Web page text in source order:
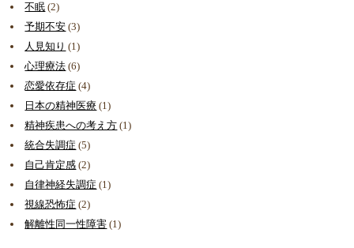
不眠 (2)
予期不安 (3)
人見知り (1)
心理療法 (6)
恋愛依存症 (4)
日本の精神医療 (1)
精神疾患への考え方 (1)
統合失調症 (5)
自己肯定感 (2)
自律神経失調症 (1)
視線恐怖症 (2)
解離性同一性障害 (1)